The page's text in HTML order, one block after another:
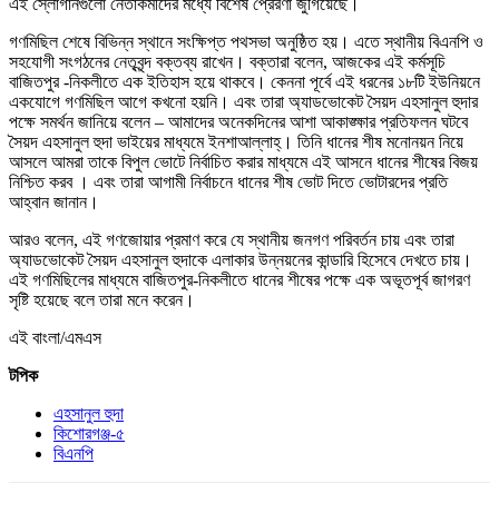
গণমিছিল শেষে বিভিন্ন স্থানে সংক্ষিপ্ত পথসভা অনুষ্ঠিত হয়। এতে স্থানীয় বিএনপি ও
সহযোগী সংগঠনের নেতৃবৃন্দ বক্তব্য রাখেন। বক্তারা বলেন, আজকের এই কর্মসূচি
বাজিতপুর -নিকলীতে এক ইতিহাস হয়ে থাকবে। কেননা পূর্বে এই ধরনের ১৮টি ইউনিয়নে
একযোগে গণমিছিল আগে কখনো হয়নি। এবং তারা অ্যাডভোকেট সৈয়দ এহসানুল হুদার
পক্ষে সমর্থন জানিয়ে বলেন – আমাদের অনেকদিনের আশা আকাঙ্ক্ষার প্রতিফলন ঘটবে
সৈয়দ এহসানুল হুদা ভাইয়ের মাধ্যমে ইনশাআল্লাহ্। তিনি ধানের শীষ মনোনয়ন নিয়ে
আসলে আমরা তাকে বিপুল ভোটে নির্বাচিত করার মাধ্যমে এই আসনে ধানের শীষের বিজয়
নিশ্চিত করব । এবং তারা আগামী নির্বাচনে ধানের শীষ ভোট দিতে ভোটারদের প্রতি
আহ্বান জানান।
আরও বলেন, এই গণজোয়ার প্রমাণ করে যে স্থানীয় জনগণ পরিবর্তন চায় এবং তারা
অ্যাডভোকেট সৈয়দ এহসানুল হুদাকে এলাকার উন্নয়নের কান্ডারি হিসেবে দেখতে চায়।
এই গণমিছিলের মাধ্যমে বাজিতপুর-নিকলীতে ধানের শীষের পক্ষে এক অভূতপূর্ব জাগরণ
সৃষ্টি হয়েছে বলে তারা মনে করেন।
এই বাংলা/এমএস
টপিক
এহসানুল হুদা
কিশোরগঞ্জ-৫
বিএনপি